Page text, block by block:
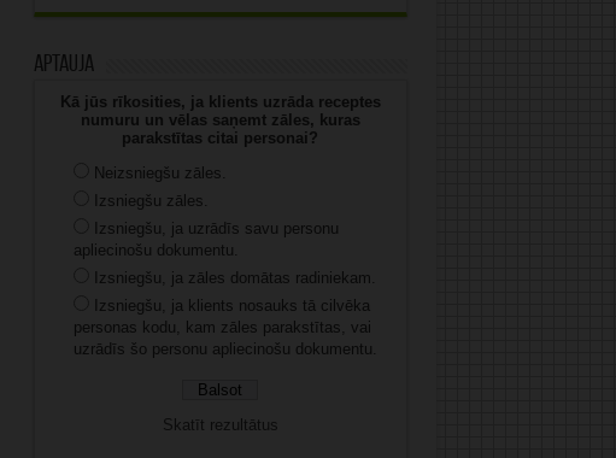
Aptauja
Kā jūs rīkosities, ja klients uzrāda receptes
numuru un vēlas saņemt zāles, kuras
parakstītas citai personai?
Neizsniegšu zāles.
Izsniegšu zāles.
Izsniegšu, ja uzrādīs savu personu
apliecinošu dokumentu.
Izsniegšu, ja zāles domātas radiniekam.
Izsniegšu, ja klients nosauks tā cilvēka
personas kodu, kam zāles parakstītas, vai
uzrādīs šo personu apliecinošu dokumentu.
Skatīt rezultātus